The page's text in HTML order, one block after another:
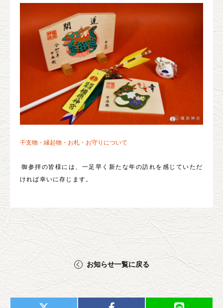
干支物・縁起物・お札・お守りについて
御参拝の皆様には、一足早く新たな年の訪れを感じていただ
ければ幸いに存じます。
お知らせ一覧に戻る